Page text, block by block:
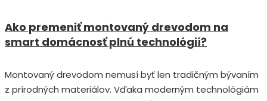
Ako premeniť montovaný drevodom na
smart domácnosť plnú technológií?
Montovaný drevodom nemusí byť len tradičným bývaním
z prírodných materiálov. Vďaka moderným technológiám